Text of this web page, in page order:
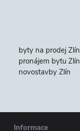
byty na prodej Zlín
pronájem bytu Zlín
novostavby Zlín
Informace